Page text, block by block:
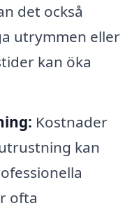
det också
utrymmen eller
kan öka
Kostnader
kan
ofta